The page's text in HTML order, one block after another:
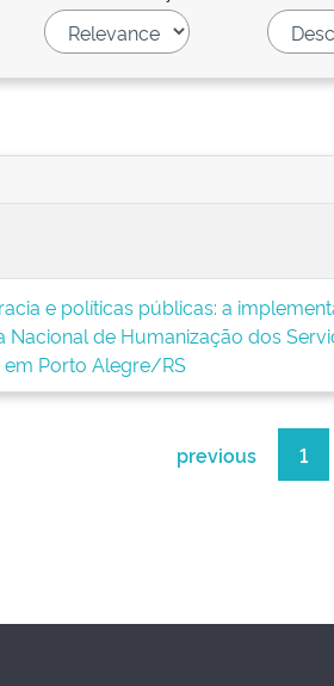
e políticas públicas: a
Nacional de Humanização dos
em Porto Alegre/RS
previous 1